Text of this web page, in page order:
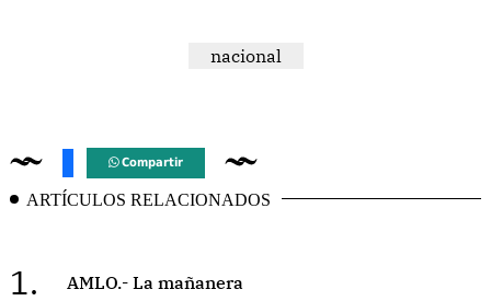
nacional
Compartir
ARTÍCULOS RELACIONADOS
1. AMLO.- La mañanera